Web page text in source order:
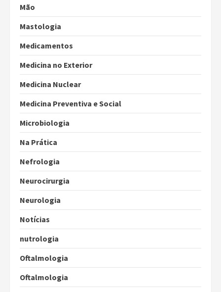
Mão
Mastologia
Medicamentos
Medicina no Exterior
Medicina Nuclear
Medicina Preventiva e Social
Microbiologia
Na Prática
Nefrologia
Neurocirurgia
Neurologia
Notícias
nutrologia
Oftalmologia
Oftalmologia